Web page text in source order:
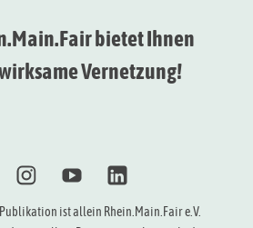
bietet Ihnen
Vernetzung!
i Y l
ist allein Rhein.Main.Fair e.V.